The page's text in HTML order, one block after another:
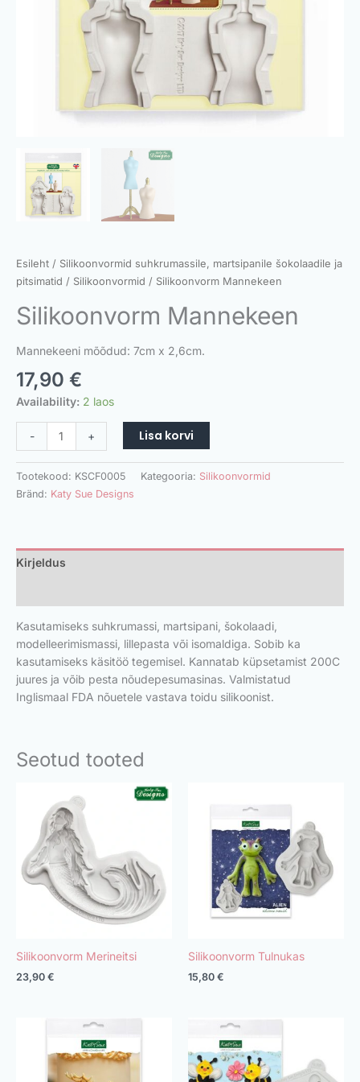
Esileht / Silikoonvormid suhkrumassile, martsipanile šokolaadile ja
pitsimatid / Silikoonvormid / Silikoonvorm Mannekeen
Silikoonvorm Mannekeen
Mannekeeni mõõdud: 7cm x 2,6cm.
17,90 €
Availability: 2 laos
- + Lisa korvi
Tootekood: KSCF0005 Kategooria: Silikoonvormid
Bränd: Katy Sue Designs
Kirjeldus
Kasutamiseks suhkrumassi, martsipani, šokolaadi,
modelleerimismassi, lillepasta või isomaldiga. Sobib ka
kasutamiseks käsitöö tegemisel. Kannatab küpsetamist 200C
juures ja võib pesta nõudepesumasinas. Valmistatud
Inglismaal FDA nõuetele vastava toidu silikoonist.
Seotud tooted
Silikoonvorm Merineitsi
23,90 €
Silikoonvorm Tulnukas
15,80 €